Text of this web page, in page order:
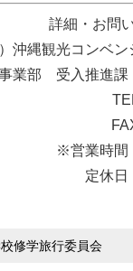
詳細・お問
）沖縄観光コンベ
業部 受入推進
※営業時
定休日
修学旅行委員会